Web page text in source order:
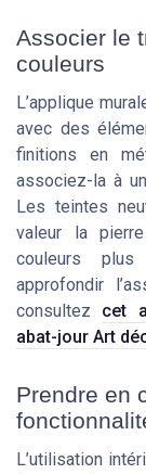
Associer le
couleurs
L’applique
avec des
finitions en
associez-la à
Les teintes
valeur la
couleurs plus
approfondir
consultez cet
abat-jour Art
Prendre en
L’utilisation